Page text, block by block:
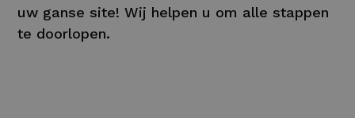
uw ganse site! Wij helpen u om alle stappen
te doorlopen.